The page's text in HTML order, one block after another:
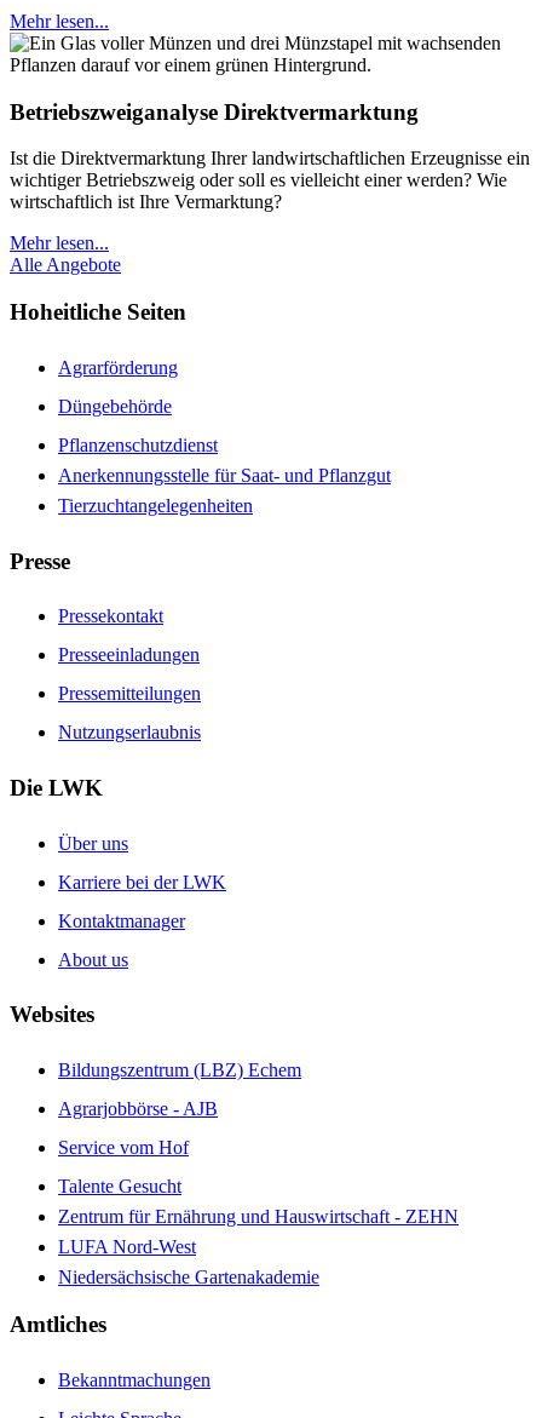
Mehr lesen...
Betriebszweiganalyse Direktvermarktung
Ist die Direktvermarktung Ihrer landwirtschaftlichen Erzeugnisse ein
wichtiger Betriebszweig oder soll es vielleicht einer werden? Wie
wirtschaftlich ist Ihre Vermarktung?
Mehr lesen...
Alle Angebote
Hoheitliche Seiten
Agrarförderung
Düngebehörde
Pflanzenschutzdienst
Anerkennungsstelle für Saat- und Pflanzgut
Tierzuchtangelegenheiten
Presse
Pressekontakt
Presseeinladungen
Pressemitteilungen
Nutzungserlaubnis
Die LWK
Über uns
Karriere bei der LWK
Kontaktmanager
About us
Websites
Bildungszentrum (LBZ) Echem
Agrarjobbörse - AJB
Service vom Hof
Talente Gesucht
Zentrum für Ernährung und Hauswirtschaft - ZEHN
LUFA Nord-West
Niedersächsische Gartenakademie
Amtliches
Bekanntmachungen